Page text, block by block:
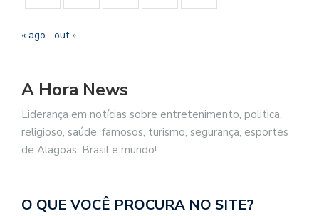
« ago out »
A Hora News
Liderança em notícias sobre entretenimento, politica,
religioso, saúde, famosos, turismo, segurança, esportes
de Alagoas, Brasil e mundo!
O QUE VOCÊ PROCURA NO SITE?